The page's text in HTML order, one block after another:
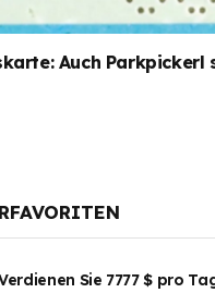
Auch Parkpickerl
Sie 7777 $ pro